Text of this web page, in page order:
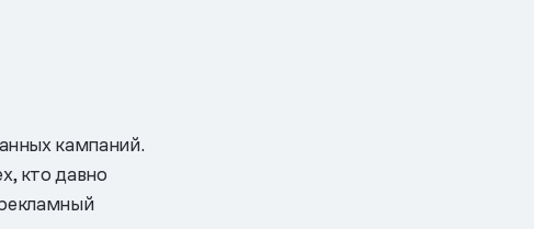
кампаний.
кто давно